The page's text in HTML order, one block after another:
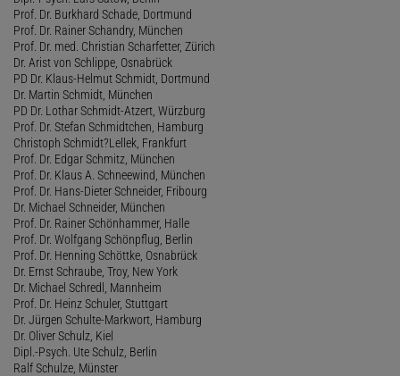
Prof. Dr. Burkhard Schade, Dortmund
Prof. Dr. Rainer Schandry, München
Prof. Dr. med. Christian Scharfetter, Zürich
Dr. Arist von Schlippe, Osnabrück
PD Dr. Klaus-Helmut Schmidt, Dortmund
Dr. Martin Schmidt, München
PD Dr. Lothar Schmidt-Atzert, Würzburg
Prof. Dr. Stefan Schmidtchen, Hamburg
Christoph Schmidt?Lellek, Frankfurt
Prof. Dr. Edgar Schmitz, München
Prof. Dr. Klaus A. Schneewind, München
Prof. Dr. Hans-Dieter Schneider, Fribourg
Dr. Michael Schneider, München
Prof. Dr. Rainer Schönhammer, Halle
Prof. Dr. Wolfgang Schönpflug, Berlin
Prof. Dr. Henning Schöttke, Osnabrück
Dr. Ernst Schraube, Troy, New York
Dr. Michael Schredl, Mannheim
Prof. Dr. Heinz Schuler, Stuttgart
Dr. Jürgen Schulte-Markwort, Hamburg
Dr. Oliver Schulz, Kiel
Dipl.-Psych. Ute Schulz, Berlin
Ralf Schulze, Münster